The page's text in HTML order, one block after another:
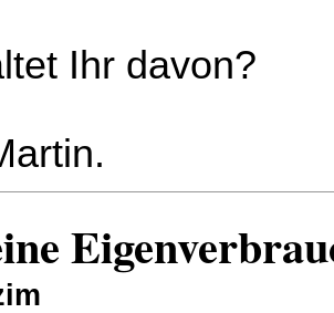
Ihr davon?